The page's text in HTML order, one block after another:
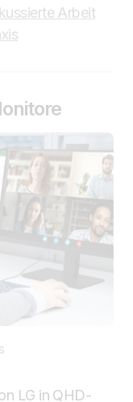
Arbeit
LG in QHD-